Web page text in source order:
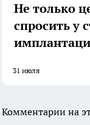
Не только
спросить у
31 июля
Комментарии на